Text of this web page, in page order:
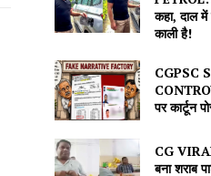
कहा, दाल में
काली है!
CGPSC
पर कार्टून
CG
बना शराब